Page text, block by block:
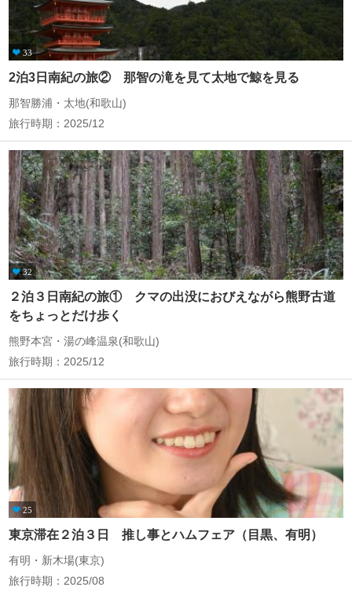
33
2泊3日南紀の旅② 那智の滝を見て太地で鯨を見る
那智勝浦・太地(和歌山)
旅行時期：2025/12
32
２泊３日南紀の旅① クマの出没におびえながら熊野古道
をちょっとだけ歩く
熊野本宮・湯の峰温泉(和歌山)
旅行時期：2025/12
25
東京滞在２泊３日 推し事とハムフェア（目黒、有明）
有明・新木場(東京)
旅行時期：2025/08